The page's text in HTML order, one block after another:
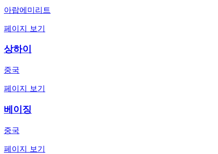
아랍에미리트
페이지 보기
상하이
중국
페이지 보기
베이징
중국
페이지 보기